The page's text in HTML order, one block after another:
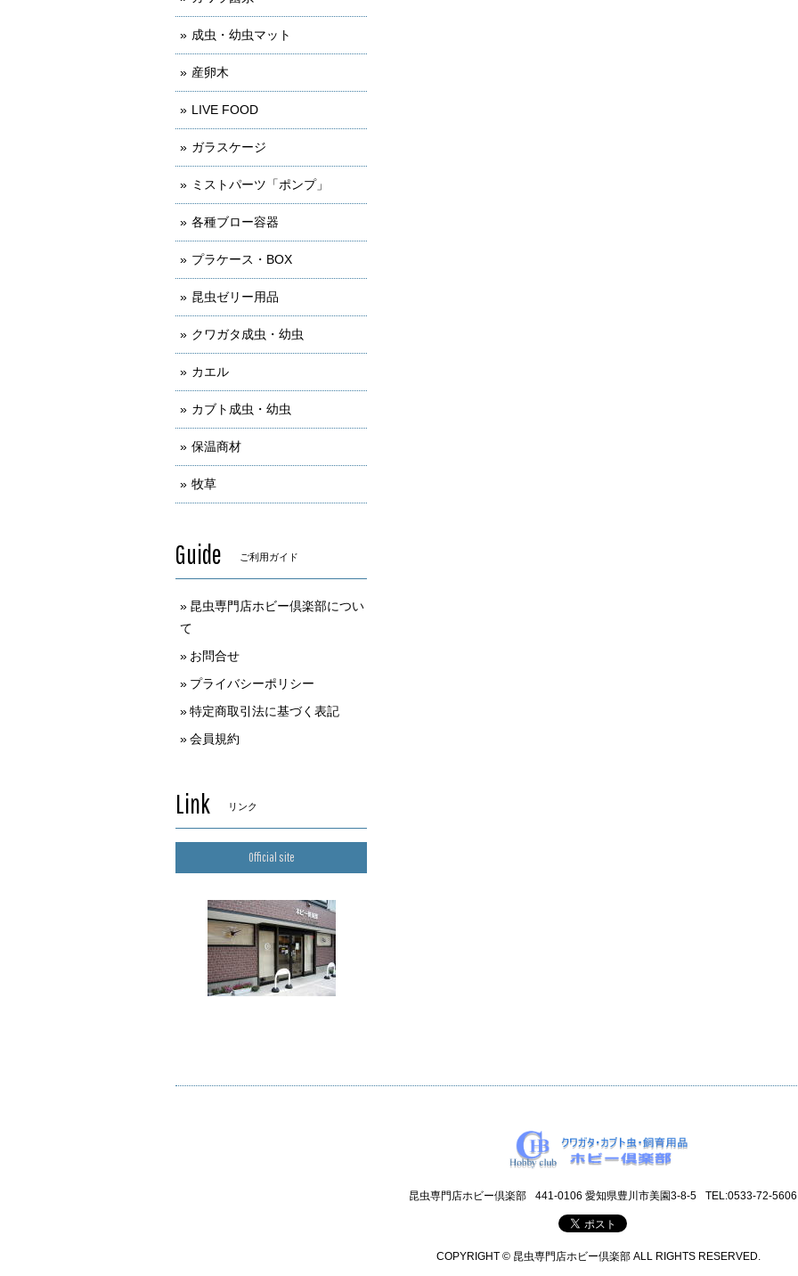
成虫・幼虫マット
産卵木
LIVE FOOD
ガラスケージ
ミストパーツ「ポンプ」
各種ブロー容器
プラケース・BOX
昆虫ゼリー用品
クワガタ成虫・幼虫
カエル
カブト成虫・幼虫
保温商材
牧草
Guide ご利用ガイド
昆虫専門店ホビー倶楽部につい
て
お問合せ
プライバシーポリシー
特定商取引法に基づく表記
会員規約
Link リンク
Official site
昆虫専門店ホビー倶楽部 441-0106 愛知県豊川市美園3-8-5 TEL:0533-72-5606
COPYRIGHT © 昆虫専門店ホビー倶楽部 ALL RIGHTS RESERVED.